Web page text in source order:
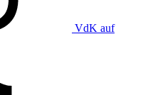
VdK auf